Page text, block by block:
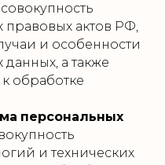
совокупность
актов РФ,
и особенности
а также
обработке
персональных
и технических